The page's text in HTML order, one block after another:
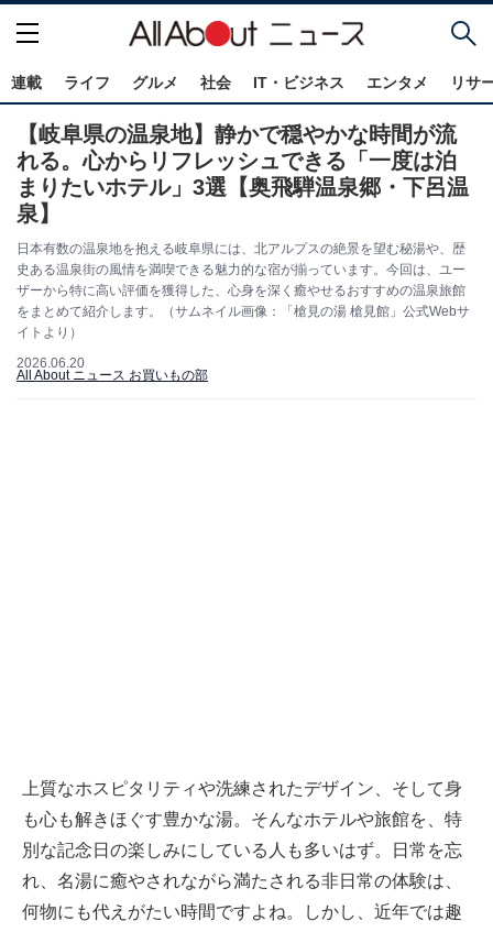
連載 ライフ グルメ 社会 IT・ビジネス エンタメ リサ
【岐阜県の温泉地】静かで穏やかな時間が流
れる。心からリフレッシュできる「一度は泊
まりたいホテル」3選【奥飛騨温泉郷・下呂温
泉】
日本有数の温泉地を抱える岐阜県には、北アルプスの絶景を望む秘湯や、歴
史ある温泉街の風情を満喫できる魅力的な宿が揃っています。今回は、ユー
ザーから特に高い評価を獲得した、心身を深く癒やせるおすすめの温泉旅館
をまとめて紹介します。（サムネイル画像：「槍見の湯 槍見館」公式Webサ
イトより）
2026.06.20
All About ニュース お買いもの部
上質なホスピタリティや洗練されたデザイン、そして身
も心も解きほぐす豊かな湯。そんなホテルや旅館を、特
別な記念日の楽しみにしている人も多いはず。日常を忘
れ、名湯に癒やされながら満たされる非日常の体験は、
何物にも代えがたい時間ですよね。しかし、近年では趣